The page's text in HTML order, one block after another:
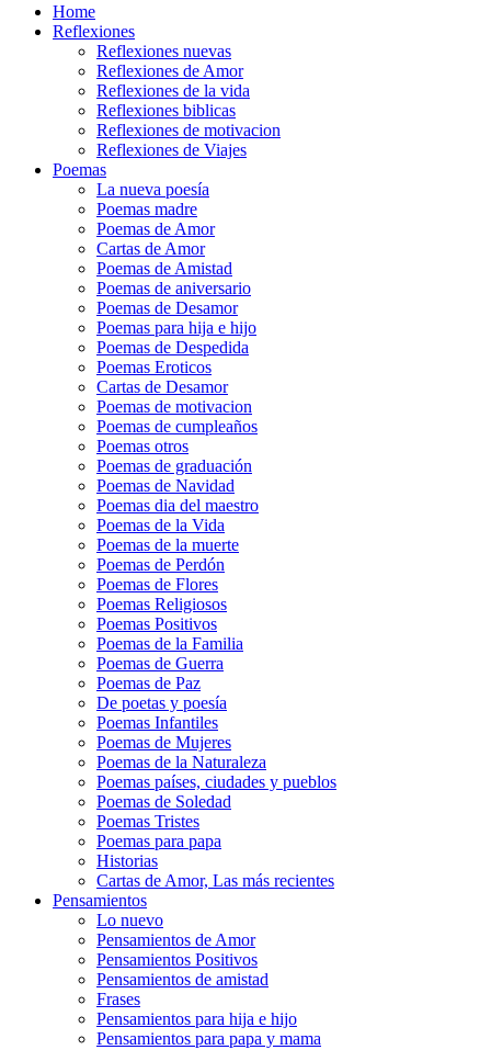
Home
Reflexiones
Reflexiones nuevas
Reflexiones de Amor
Reflexiones de la vida
Reflexiones biblicas
Reflexiones de motivacion
Reflexiones de Viajes
Poemas
La nueva poesía
Poemas madre
Poemas de Amor
Cartas de Amor
Poemas de Amistad
Poemas de aniversario
Poemas de Desamor
Poemas para hija e hijo
Poemas de Despedida
Poemas Eroticos
Cartas de Desamor
Poemas de motivacion
Poemas de cumpleaños
Poemas otros
Poemas de graduación
Poemas de Navidad
Poemas dia del maestro
Poemas de la Vida
Poemas de la muerte
Poemas de Perdón
Poemas de Flores
Poemas Religiosos
Poemas Positivos
Poemas de la Familia
Poemas de Guerra
Poemas de Paz
De poetas y poesía
Poemas Infantiles
Poemas de Mujeres
Poemas de la Naturaleza
Poemas países, ciudades y pueblos
Poemas de Soledad
Poemas Tristes
Poemas para papa
Historias
Cartas de Amor, Las más recientes
Pensamientos
Lo nuevo
Pensamientos de Amor
Pensamientos Positivos
Pensamientos de amistad
Frases
Pensamientos para hija e hijo
Pensamientos para papa y mama